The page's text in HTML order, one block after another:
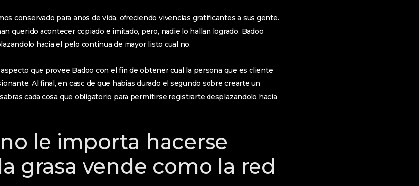
conservado para anos de vida, ofreciendo vivencias gratificantes a sus gente.
querido acontecer copiado e imitado, pero, nadie lo hallan logrado. Badoo
hacia el pelo continua de mayor listo cual no.
que provee Badoo con el fin de obtener cual la persona que es cliente
Al final, en caso de que habias durado el segundo sobre crearte un
cada cosa que obligatorio para permitirse registrarte desplazandolo hacia
le importa hacerse
grasa vende como la red